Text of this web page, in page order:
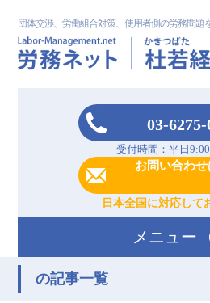
団体交渉、労働組合対策、使用者側の労務問題
03-6275-
受付時間：平日
お問い合わ
日本全国に対応して
メニュー
の記事一覧